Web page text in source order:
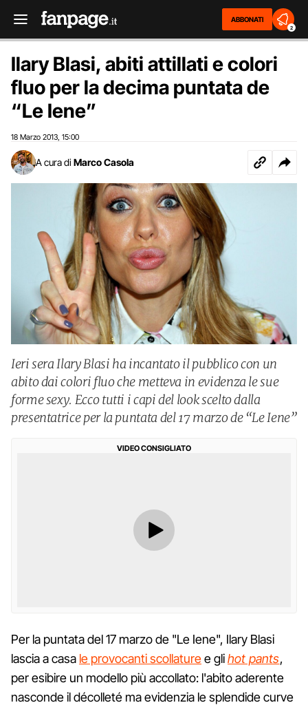
ABBONATI
2
Ilary Blasi, abiti attillati e colori
fluo per la decima puntata de
“Le Iene”
18 Marzo 2013 15:00
A cura di Marco Casola
Ieri sera Ilary Blasi ha incantato il pubblico con un
abito dai colori fluo che metteva in evidenza le sue
forme sexy. Ecco tutti i capi del look scelto dalla
presentatrice per la puntata del 17 marzo de “Le Iene”
VIDEO CONSIGLIATO
Per la puntata del 17 marzo de "Le Iene", Ilary Blasi
lascia a casa le provocanti scollaturee glihot pants,
per esibire un modello più accollato: l'abito aderente
nasconde il décolleté ma evidenzia le splendide curve